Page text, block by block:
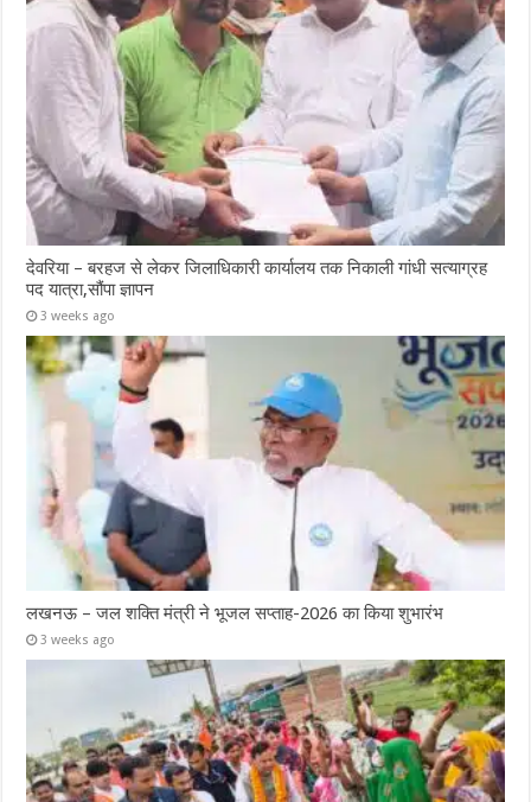
देवरिया – बरहज से लेकर जिलाधिकारी कार्यालय तक निकाली गांधी सत्याग्रह
पद यात्रा,सौंपा ज्ञापन
3 weeks ago
लखनऊ – जल शक्ति मंत्री ने भूजल सप्ताह-2026 का किया शुभारंभ
3 weeks ago